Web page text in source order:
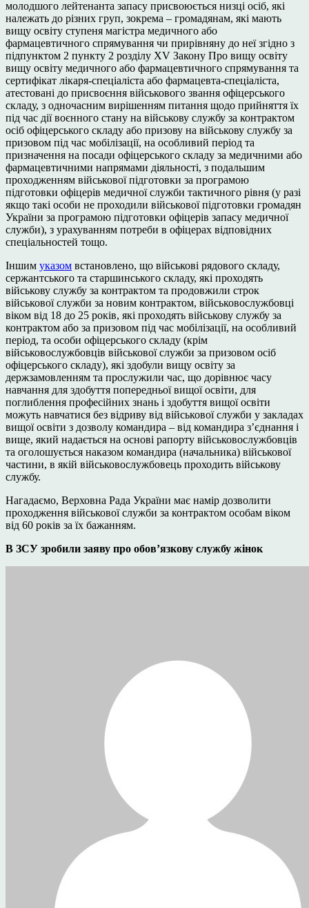
молодшого лейтенанта запасу присвоюється низці осіб, які
належать до різних груп, зокрема – громадянам, які мають
вищу освіту ступеня магістра медичного або
фармацевтичного спрямування чи прирівняну до неї згідно з
підпунктом 2 пункту 2 розділу XV Закону Про вищу освіту
вищу освіту медичного або фармацевтичного спрямування та
сертифікат лікаря-спеціаліста або фармацевта-спеціаліста,
атестовані до присвоєння військового звання офіцерського
складу, з одночасним вирішенням питання щодо прийняття їх
під час дії воєнного стану на військову службу за контрактом
осіб офіцерського складу або призову на військову службу за
призовом під час мобілізації, на особливий період та
призначення на посади офіцерського складу за медичними або
фармацевтичними напрямами діяльності, з подальшим
проходженням військової підготовки за програмою
підготовки офіцерів медичної служби тактичного рівня (у разі
якщо такі особи не проходили військової підготовки громадян
України за програмою підготовки офіцерів запасу медичної
служби), з урахуванням потреби в офіцерах відповідних
спеціальностей тощо.
Іншим указом встановлено, що військові рядового складу,
сержантського та старшинського складу, які проходять
військову службу за контрактом та продовжили строк
військової служби за новим контрактом, військовослужбовці
віком від 18 до 25 років, які проходять військову службу за
контрактом або за призовом під час мобілізації, на особливий
період, та особи офіцерського складу (крім
військовослужбовців військової служби за призовом осіб
офіцерського складу), які здобули вищу освіту за
держзамовленням та прослужили час, що дорівнює часу
навчання для здобуття попередньої вищої освіти, для
поглиблення професійних знань і здобуття вищої освіти
можуть навчатися без відриву від військової служби у закладах
вищої освіти з дозволу командира – від командира з’єднання і
вище, який надається на основі рапорту військовослужбовців
та оголошується наказом командира (начальника) військової
частини, в якій військовослужбовець проходить військову
службу.
Нагадаємо, Верховна Рада України має намір дозволити
проходження військової служби за контрактом особам віком
від 60 років за їх бажанням.
В ЗСУ зробили заяву про обов’язкову службу жінок